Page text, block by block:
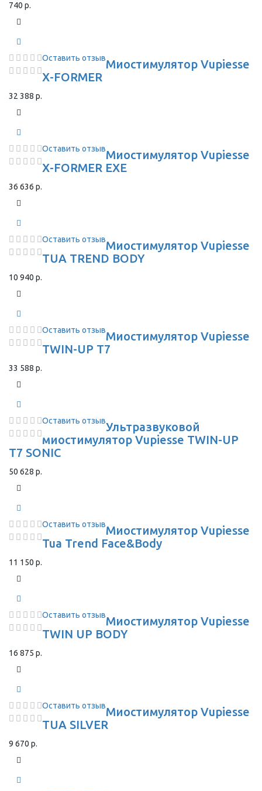
740 р.
Оставить отзывМиостимулятор Vupiesse
X-FORMER
32 388 р.
Оставить отзывМиостимулятор Vupiesse
X-FORMER EXE
36 636 р.
Оставить отзывМиостимулятор Vupiesse
TUA TREND BODY
10 940 р.
Оставить отзывМиостимулятор Vupiesse
TWIN-UP T7
33 588 р.
Оставить отзывУльтразвуковой
миостимулятор Vupiesse TWIN-UP
T7 SONIC
50 628 р.
Оставить отзывМиостимулятор Vupiesse
Tua Trend Face&Body
11 150 р.
Оставить отзывМиостимулятор Vupiesse
TWIN UP BODY
16 875 р.
Оставить отзывМиостимулятор Vupiesse
TUA SILVER
9 670 р.